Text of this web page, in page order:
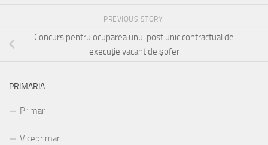
PREVIOUS STORY
Concurs pentru ocuparea unui post unic contractual de
execuție vacant de șofer
PRIMARIA
Primar
Viceprimar